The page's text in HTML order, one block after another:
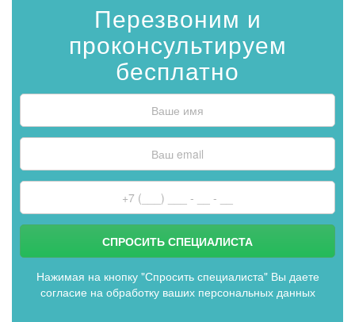
Перезвоним и
проконсультируем
бесплатно
Нажимая на кнопку "Спросить специалиста" Вы даете
согласие на обработку ваших персональных данных